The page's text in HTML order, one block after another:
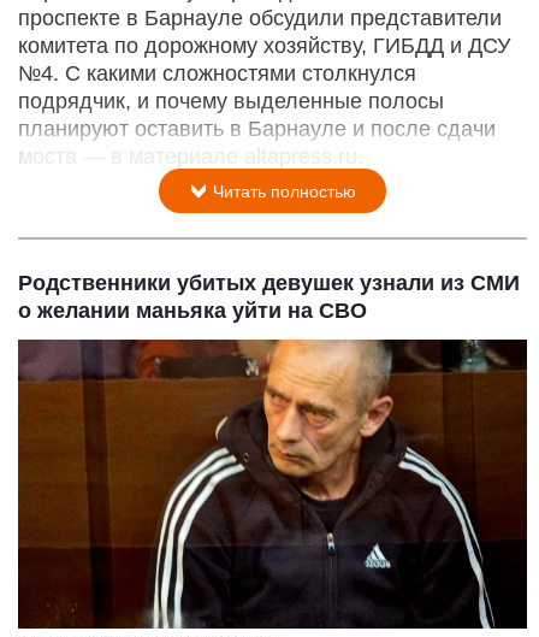
проспекте в Барнауле обсудили представители
комитета по дорожному хозяйству, ГИБДД и ДСУ
№4. С какими сложностями столкнулся
подрядчик, и почему выделенные полосы
планируют оставить в Барнауле и после сдачи
моста — в материале altapress.ru.
Читать полностью
Родственники убитых девушек узнали из СМИ
о желании маньяка уйти на СВО